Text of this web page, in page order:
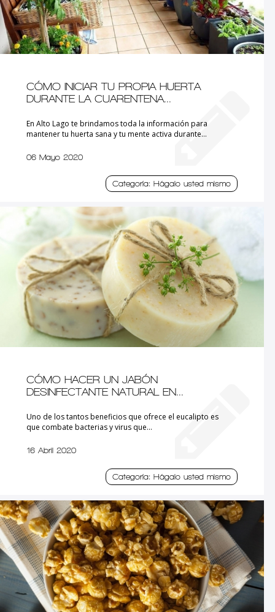
CÓMO INICIAR TU PROPIA HUERTA
DURANTE LA CUARENTENA...
En Alto Lago te brindamos toda la información para
mantener tu huerta sana y tu mente activa durante...
06 Mayo 2020
Categoría: Hágalo usted mismo
CÓMO HACER UN JABÓN
DESINFECTANTE NATURAL EN...
Uno de los tantos beneficios que ofrece el eucalipto es
que combate bacterias y virus que...
16 Abril 2020
Categoría: Hágalo usted mismo